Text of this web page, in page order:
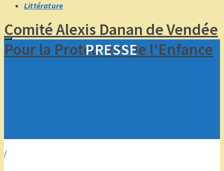
Littérature
Comité Alexis Danan de Vendée
Pour la Protection de l'Enfance
PRESSE
/